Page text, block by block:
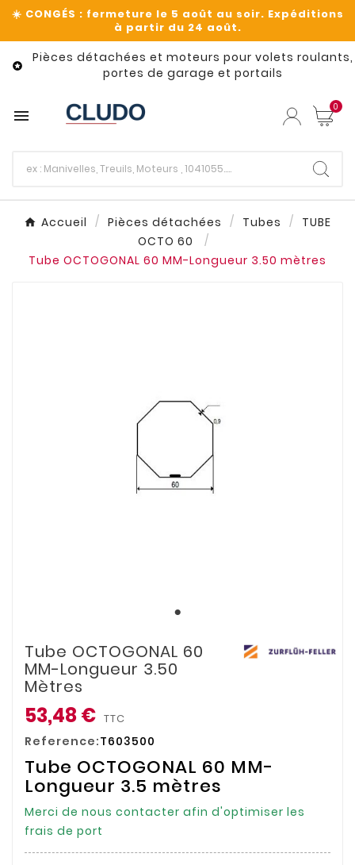

Pièces détachées et moteurs pour volets roulants,
portes de garage et portails
 0
Accueil Pièces détachées Tubes
TUBE
OCTO 60
Tube OCTOGONAL 60 MM-Longueur 3.50 mètres
Tube OCTOGONAL 60
MM-Longueur 3.50
Mètres
53,48 € TTC
Reference:T603500
Tube OCTOGONAL 60 MM-
Longueur 3.5 mètres
Merci de nous contacter afin d'optimiser les
frais de port